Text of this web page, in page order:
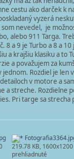
cestu ako darček k
vyzerá
nevedel, je
alebo 911 Targa.
8 a 9 je Turbo a 8 a 10
a krajšiu klasiku a to
a považujem za
jednom. Rozdiel je len
v motore a
a streche. Rozdielne
Pri targe sa strecha
219.78 KB, 1600x1200
prehliadnuté